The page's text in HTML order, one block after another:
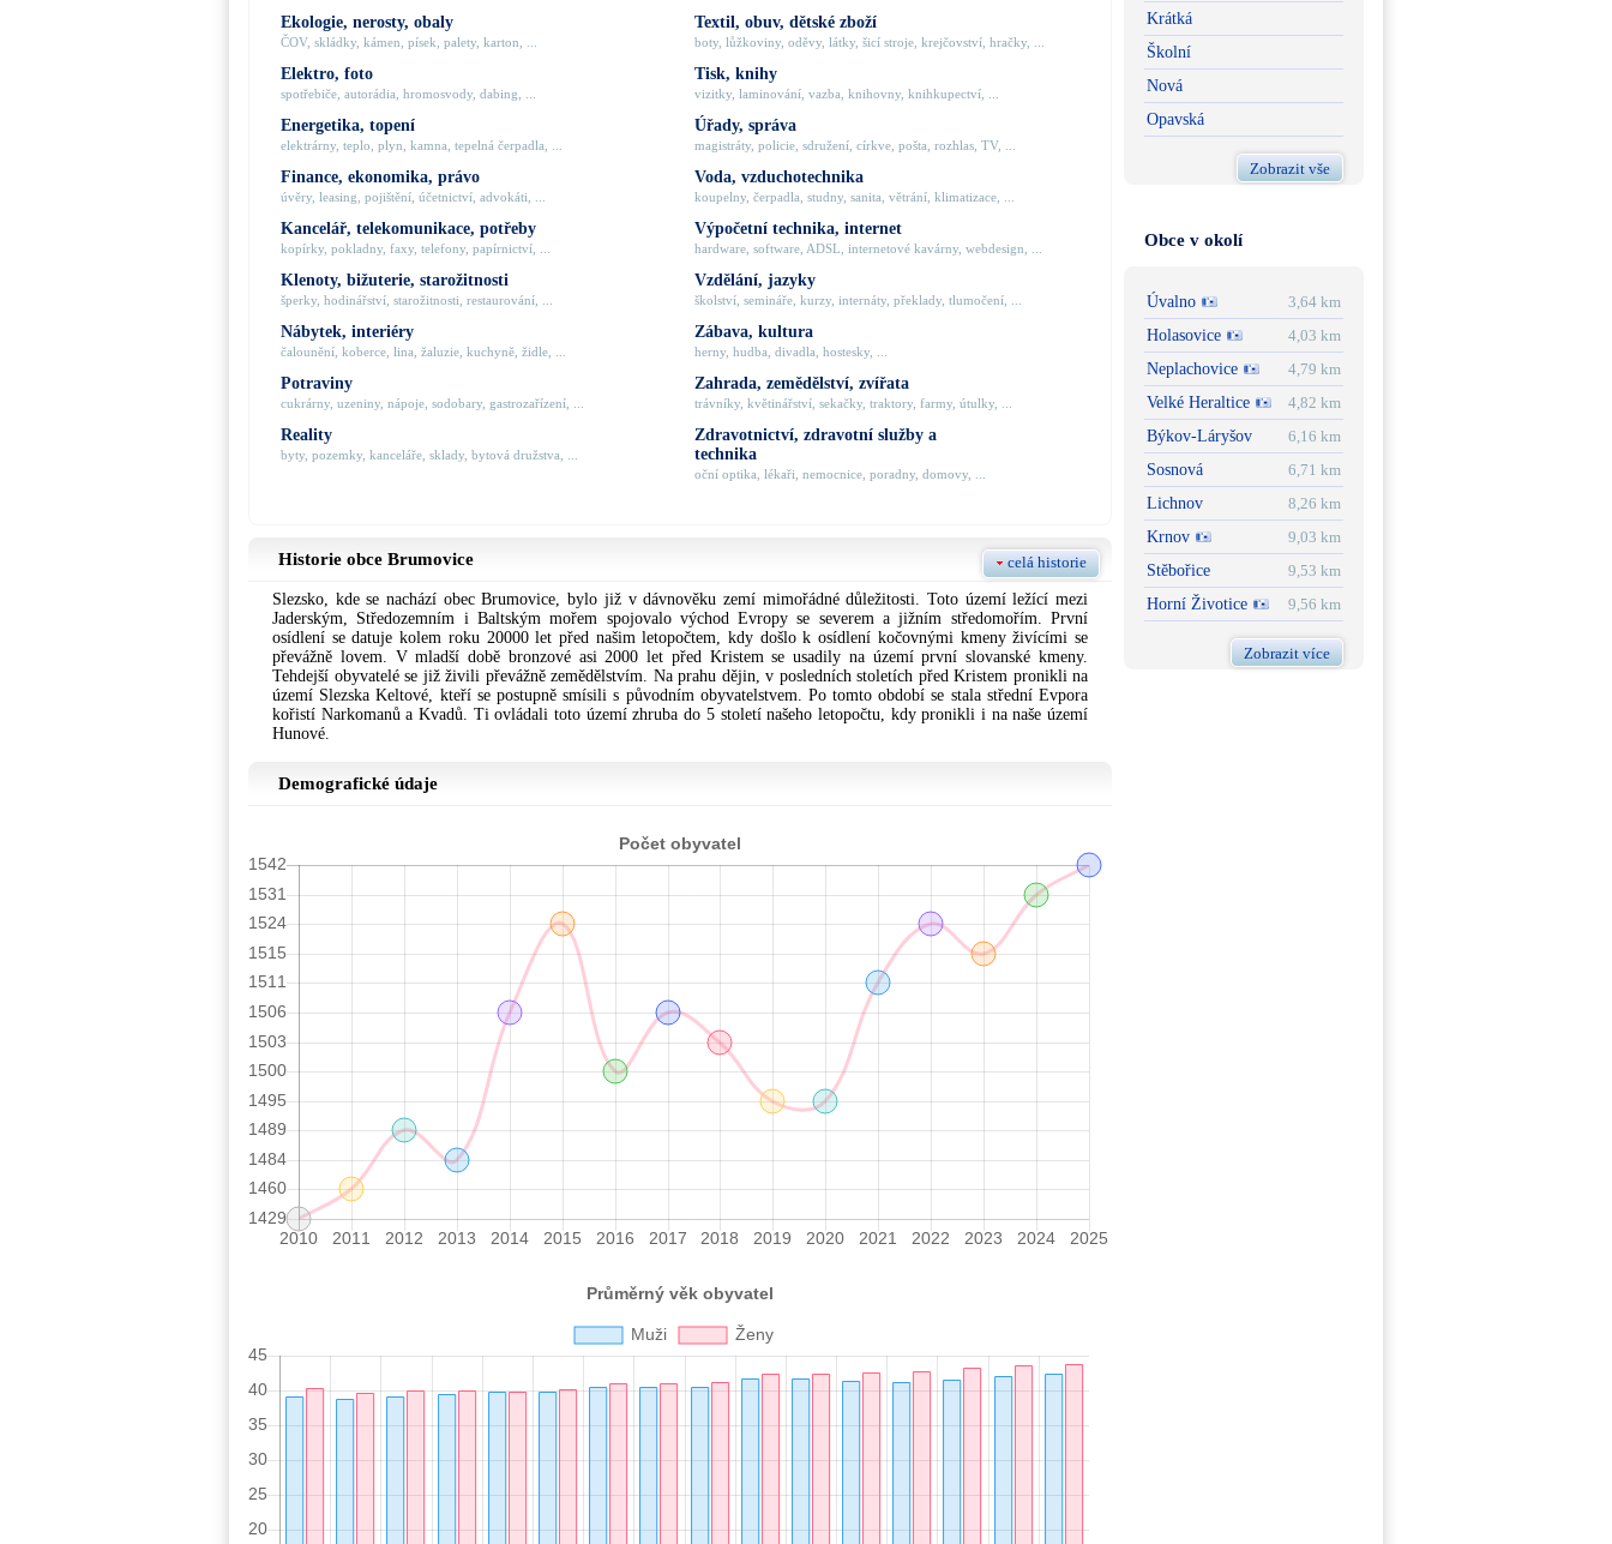
Ekologie, nerosty, obaly
ČOV, skládky, kámen, písek, palety, karton, ...
Elektro, foto
spotřebiče, autorádia, hromosvody, dabing, ...
Energetika, topení
elektrárny, teplo, plyn, kamna, tepelná čerpadla, ...
Finance, ekonomika, právo
úvěry, leasing, pojištění, účetnictví, advokáti, ...
Kancelář, telekomunikace, potřeby
kopírky, pokladny, faxy, telefony, papírnictví, ...
Klenoty, bižuterie, starožitnosti
šperky, hodinářství, starožitnosti, restaurování, ...
Nábytek, interiéry
čalounění, koberce, lina, žaluzie, kuchyně, židle, ...
Potraviny
cukrárny, uzeniny, nápoje, sodobary, gastrozařízení, ...
Reality
byty, pozemky, kanceláře, sklady, bytová družstva, ...
Textil, obuv, dětské zboží
boty, lůžkoviny, oděvy, látky, šicí stroje, krejčovství, hračky, ...
Tisk, knihy
vizitky, laminování, vazba, knihovny, knihkupectví, ...
Úřady, správa
magistráty, policie, sdružení, církve, pošta, rozhlas, TV, ...
Voda, vzduchotechnika
koupelny, čerpadla, studny, sanita, větrání, klimatizace, ...
Výpočetní technika, internet
hardware, software, ADSL, internetové kavárny, webdesign, ...
Vzdělání, jazyky
školství, semináře, kurzy, internáty, překlady, tlumočení, ...
Zábava, kultura
herny, hudba, divadla, hostesky, ...
Zahrada, zemědělství, zvířata
trávníky, květinářství, sekačky, traktory, farmy, útulky, ...
Zdravotnictví, zdravotní služby a
technika
oční optika, lékaři, nemocnice, poradny, domovy, ...
Historie obce Brumovice celá historie
Slezsko, kde se nachází obec Brumovice, bylo již v dávnověku zemí mimořádné důležitosti. Toto území ležící mezi
Jaderským, Středozemním i Baltským mořem spojovalo východ Evropy se severem a jižním středomořím. První
osídlení se datuje kolem roku 20000 let před našim letopočtem, kdy došlo k osídlení kočovnými kmeny živícími se
převážně lovem. V mladší době bronzové asi 2000 let před Kristem se usadily na území první slovanské kmeny.
Tehdejší obyvatelé se již živili převážně zemědělstvím. Na prahu dějin, v posledních stoletích před Kristem pronikli na
území Slezska Keltové, kteří se postupně smísili s původním obyvatelstvem. Po tomto období se stala střední Evpora
kořistí Narkomanů a Kvadů. Ti ovládali toto území zhruba do 5 století našeho letopočtu, kdy pronikli i na naše území
Hunové.
Demografické údaje
Krátká
Školní
Nová
Opavská
Zobrazit vše
Obce v okolí
Úvalno
3,64 km
Holasovice
4,03 km
Neplachovice
4,79 km
Velké Heraltice
4,82 km
Býkov-Láryšov
6,16 km
Sosnová
6,71 km
Lichnov
8,26 km
Krnov
9,03 km
Stěbořice
9,53 km
Horní Životice
9,56 km
Zobrazit více